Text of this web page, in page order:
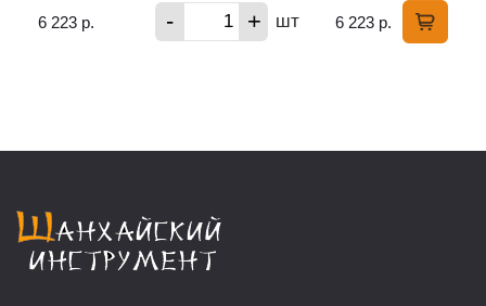
6 223 р. - + шт 6 223 р.